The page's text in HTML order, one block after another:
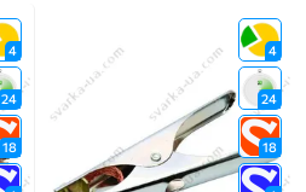
4
24
18
4
24
18